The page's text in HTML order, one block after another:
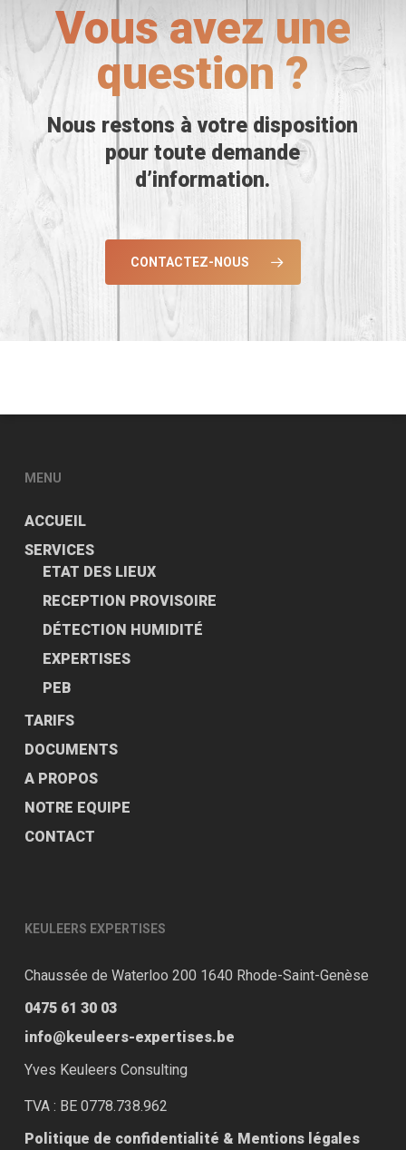
Vous avez une
question ?
Nous restons à votre disposition
pour toute demande
d’information.
CONTACTEZ-NOUS
MENU
ACCUEIL
SERVICES
ETAT DES LIEUX
RECEPTION PROVISOIRE
DÉTECTION HUMIDITÉ
EXPERTISES
PEB
TARIFS
DOCUMENTS
A PROPOS
NOTRE EQUIPE
CONTACT
KEULEERS EXPERTISES
Chaussée de Waterloo 200 1640 Rhode-Saint-Genèse
0475 61 30 03
info@keuleers-expertises.be
Yves Keuleers Consulting
TVA : BE 0778.738.962
Politique de confidentialité & Mentions légales